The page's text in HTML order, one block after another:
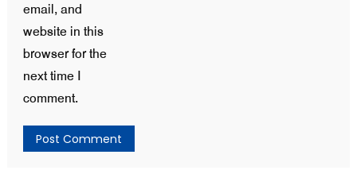
email, and
website in this
browser for the
next time I
comment.